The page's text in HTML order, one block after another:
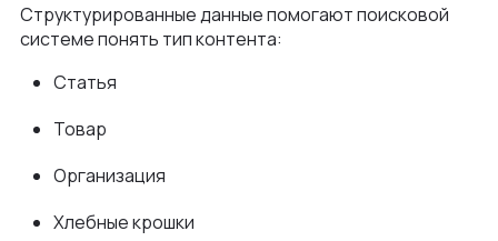
Структурированные данные помогают поисковой
системе понять тип контента:
Статья
Товар
Организация
Хлебные крошки